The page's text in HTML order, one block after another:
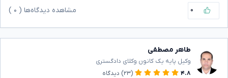
۰ مشاهده دیدگاه‌ها ( ۰
طاهر مصطفی
وکیل پایه یک کانون وکلای دادگستری
۴.۸
(۲۳) دیدگاه